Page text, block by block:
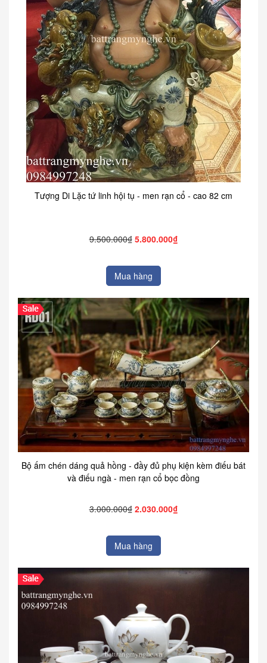
Tượng Di Lặc tứ linh hội tụ - men rạn cổ - cao 82 cm
9.500.000₫ 5.800.000₫
Mua hàng
Bộ ấm chén dáng quả hồng - đầy đủ phụ kiện kèm điếu bát
và điếu ngà - men rạn cổ bọc đồng
3.000.000₫ 2.030.000₫
Mua hàng